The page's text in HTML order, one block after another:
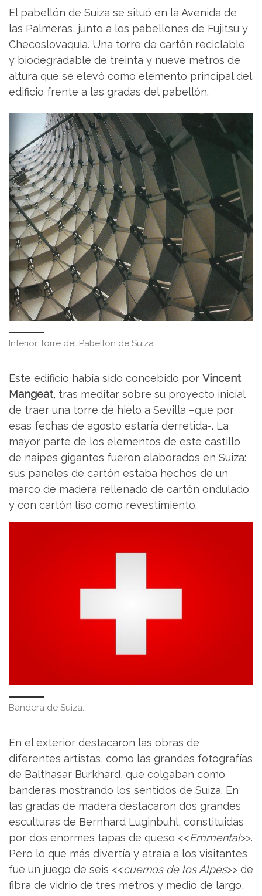
El pabellón de Suiza se situó en la Avenida de
las Palmeras, junto a los pabellones de Fujitsu y
Checoslovaquia. Una torre de cartón reciclable
y biodegradable de treinta y nueve metros de
altura que se elevó como elemento principal del
edificio frente a las gradas del pabellón.
Interior Torre del Pabellón de Suiza.
Este edificio había sido concebido por Vincent
Mangeat, tras meditar sobre su proyecto inicial
de traer una torre de hielo a Sevilla –que por
esas fechas de agosto estaría derretida-. La
mayor parte de los elementos de este castillo
de naipes gigantes fueron elaborados en Suiza:
sus paneles de cartón estaba hechos de un
marco de madera rellenado de cartón ondulado
y con cartón liso como revestimiento.
Bandera de Suiza.
En el exterior destacaron las obras de
diferentes artistas, como las grandes fotografías
de Balthasar Burkhard, que colgaban como
banderas mostrando los sentidos de Suiza. En
las gradas de madera destacaron dos grandes
esculturas de Bernhard Luginbuhl, constituidas
por dos enormes tapas de queso <<Emmental>>.
Pero lo que más divertía y atraía a los visitantes
fue un juego de seis <<cuernos de los Alpes>> de
fibra de vidrio de tres metros y medio de largo,